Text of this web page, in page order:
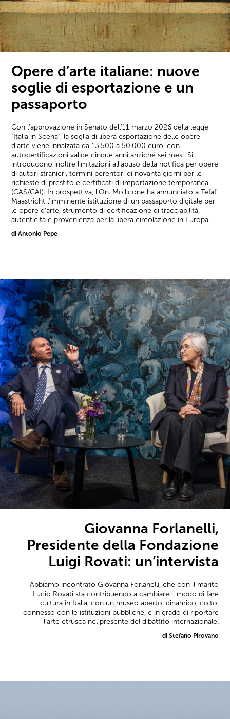
Opere d’arte italiane: nuove
soglie di esportazione e un
passaporto
Con l'approvazione in Senato dell'11 marzo 2026 della legge
"Italia in Scena", la soglia di libera esportazione delle opere
d'arte viene innalzata da 13.500 a 50.000 euro, con
autocertificazioni valide cinque anni anziché sei mesi. Si
introducono inoltre limitazioni all'abuso della notifica per opere
di autori stranieri, termini perentori di novanta giorni per le
richieste di prestito e certificati di importazione temporanea
(CAS/CAI). In prospettiva, l'On. Mollicone ha annunciato a Tefaf
Maastricht l'imminente istituzione di un passaporto digitale per
le opere d'arte, strumento di certificazione di tracciabilità,
autenticità e provenienza per la libera circolazione in Europa.
di Antonio Pepe
Giovanna Forlanelli,
Presidente della Fondazione
Luigi Rovati: un’intervista
Abbiamo incontrato Giovanna Forlanelli, che con il marito
Lucio Rovati sta contribuendo a cambiare il modo di fare
cultura in Italia, con un museo aperto, dinamico, colto,
connesso con le istituzioni pubbliche, e in grado di riportare
l'arte etrusca nel presente del dibattito internazionale.
di Stefano Pirovano